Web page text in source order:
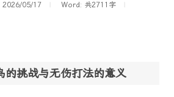
2026/05/17 Word: 共2711字
的挑战与无伤打法的意义